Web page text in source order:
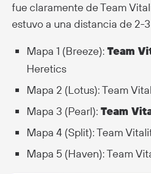
fue claramente de Team
estuvo a una distancia de 2-
Mapa 1 (Breeze): Team
Heretics
Mapa 2 (Lotus): Team
Mapa 3 (Pearl): Team
Mapa 4 (Split): Team
Mapa 5 (Haven): Team